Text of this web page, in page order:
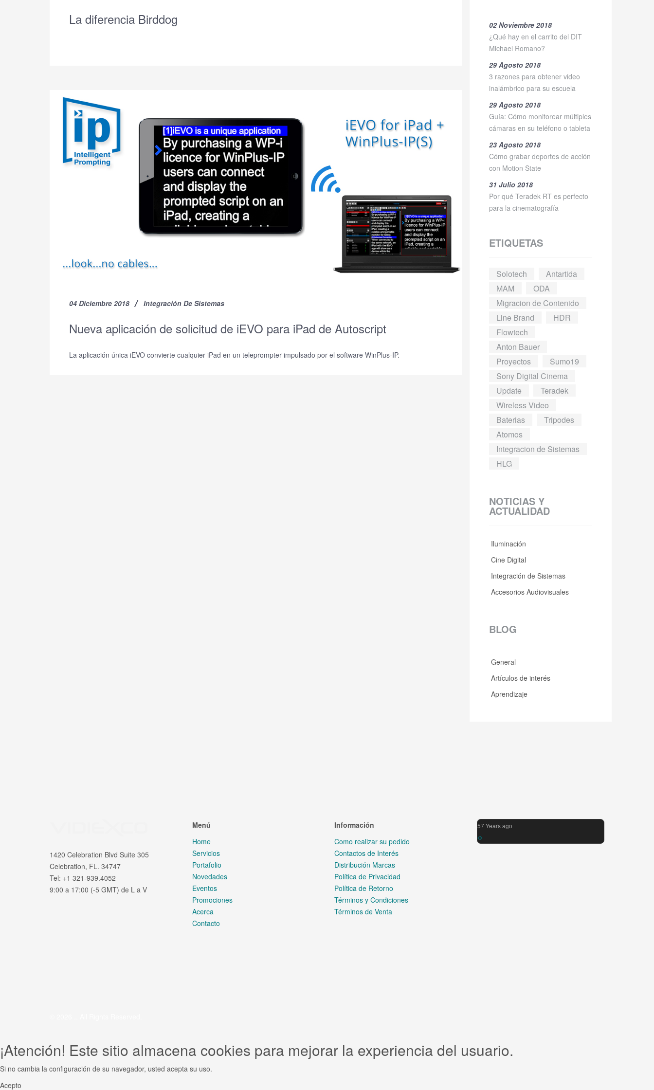
La diferencia Birddog
04 Diciembre 2018 Integración De Sistemas
Nueva aplicación de solicitud de iEVO para iPad de Autoscript
La aplicación única iEVO convierte cualquier iPad en un teleprompter impulsado por el software WinPlus-IP.
02 Noviembre 2018
¿Qué hay en el carrito del DIT
Michael Romano?
29 Agosto 2018
3 razones para obtener video
inalámbrico para su escuela
29 Agosto 2018
Guía: Cómo monitorear múltiples
cámaras en su teléfono o tableta
23 Agosto 2018
Cómo grabar deportes de acción
con Motion State
31 Julio 2018
Por qué Teradek RT es perfecto
para la cinematografía
ETIQUETAS
Solotech
Antartida
MAM
ODA
Migracion de Contenido
Line Brand
HDR
Flowtech
Anton Bauer
Proyectos
Sumo19
Sony Digital Cinema
Update
Teradek
Wireless Video
Baterias
Tripodes
Atomos
Integracion de Sistemas
HLG
NOTICIAS Y
ACTUALIDAD
Iluminación
Cine Digital
Integración de Sistemas
Accesorios Audiovisuales
BLOG
General
Artículos de interés
Aprendizaje
1420 Celebration Blvd Suite 305
Celebration, FL. 34747
Tel: +1 321-939.4052
9:00 a 17:00 (-5 GMT) de L a V
Menú
Home
Servicios
Portafolio
Novedades
Eventos
Promociones
Acerca
Contacto
Información
Como realizar su pedido
Contactos de Interés
Distribución Marcas
Política de Privacidad
Política de Retorno
Términos y Condiciones
Términos de Venta
57 Years ago
¡Atención! Este sitio almacena cookies para mejorar la experiencia del usuario.
Si no cambia la configuración de su navegador, usted acepta su uso.
Acepto